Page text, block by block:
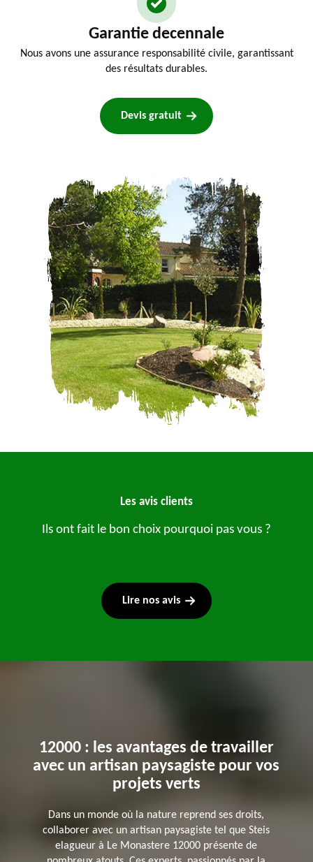
Garantie decennale
Nous avons une assurance responsabilité civile, garantissant
des résultats durables.
Devis gratuit
Les avis clients
Ils ont fait le bon choix pourquoi pas vous ?
Lire nos avis
12000 : les avantages de travailler
avec un artisan paysagiste pour vos
projets verts
Dans un monde où la nature reprend ses droits,
collaborer avec un artisan paysagiste tel que Steis
elagueur à Le Monastere 12000 présente de